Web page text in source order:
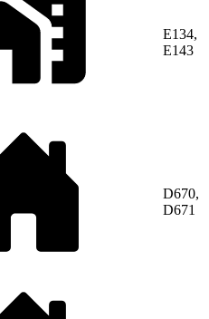
E134,
E143
D670,
D671